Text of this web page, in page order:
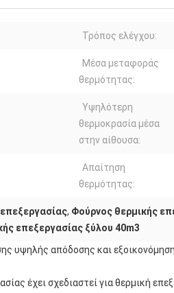
Τρόπος ελέγχου:
Μέσα μεταφοράς
θερμότητας:
Υψηλότερη
θερμοκρασία μέσα
στην αίθουσα:
Απαίτηση
θερμότητας:
, Φούρνος θερμικής
επεξεργασίας ξύλου 40m3
υψηλής απόδοσης και
έχει σχεδιαστεί για θερμική